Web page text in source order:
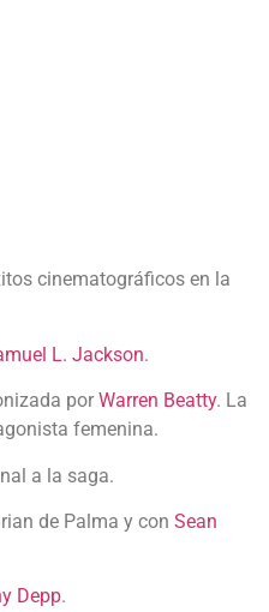
cinematográficos en la
L. Jackson.
por Warren Beatty. La
femenina.
a la saga.
de Palma y con Sean
Depp.